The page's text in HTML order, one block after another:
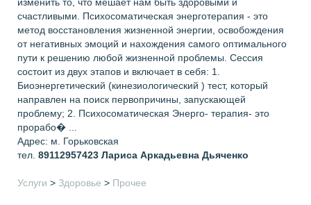
счастливыми. Психосоматическая энерготерапия - это
метод восстановления жизненной энергии, освобождения
от негативных эмоций и нахождения самого оптимального
пути к решению любой жизненной проблемы. Сессия
состоит из двух этапов и включает в себя: 1.
Биоэнергетический (кинезиологический ) тест, который
направлен на поиск первопричины, запускающей
проблему; 2. Психосоматическая Энерго- терапия- это
прорабо� ...
Адрес: м. Горьковская
тел. 89112957423 Лариса Аркадьевна Дьяченко
Услуги > Здоровье > Прочее